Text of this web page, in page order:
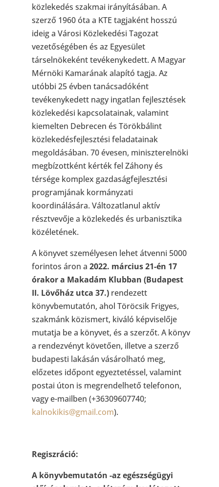
közlekedés szakmai irányításában. A
szerző 1960 óta a KTE tagjaként hosszú
ideig a Városi Közlekedési Tagozat
vezetőségében és az Egyesület
társelnökeként tevékenykedett. A Magyar
Mérnöki Kamarának alapító tagja. Az
utóbbi 25 évben tanácsadóként
tevékenykedett nagy ingatlan fejlesztések
közlekedési kapcsolatainak, valamint
kiemelten Debrecen és Törökbálint
közlekedésfejlesztési feladatainak
megoldásában. 70 évesen, miniszterelnöki
megbízottként kérték fel Záhony és
térsége komplex gazdaságfejlesztési
programjának kormányzati
koordinálására. Változatlanul aktív
résztvevője a közlekedés és urbanisztika
közéletének.
A könyvet személyesen lehet átvenni 5000
forintos áron a 2022. március 21-én 17
órakor a Makadám Klubban (Budapest
II. Lövőház utca 37.)rendezett
könyvbemutatón, ahol Töröcsik Frigyes,
szakmánk közismert, kiváló képviselője
mutatja be a könyvet, és a szerzőt. A könyv
a rendezvényt követően, illetve a szerző
budapesti lakásán vásárolható meg,
előzetes időpont egyeztetéssel, valamint
postai úton is megrendelhető telefonon,
vagy e-mailben (+36309607740;
kalnokikis@gmail.com).
Regiszráció:
A könyvbemutatón -az egészségügyi